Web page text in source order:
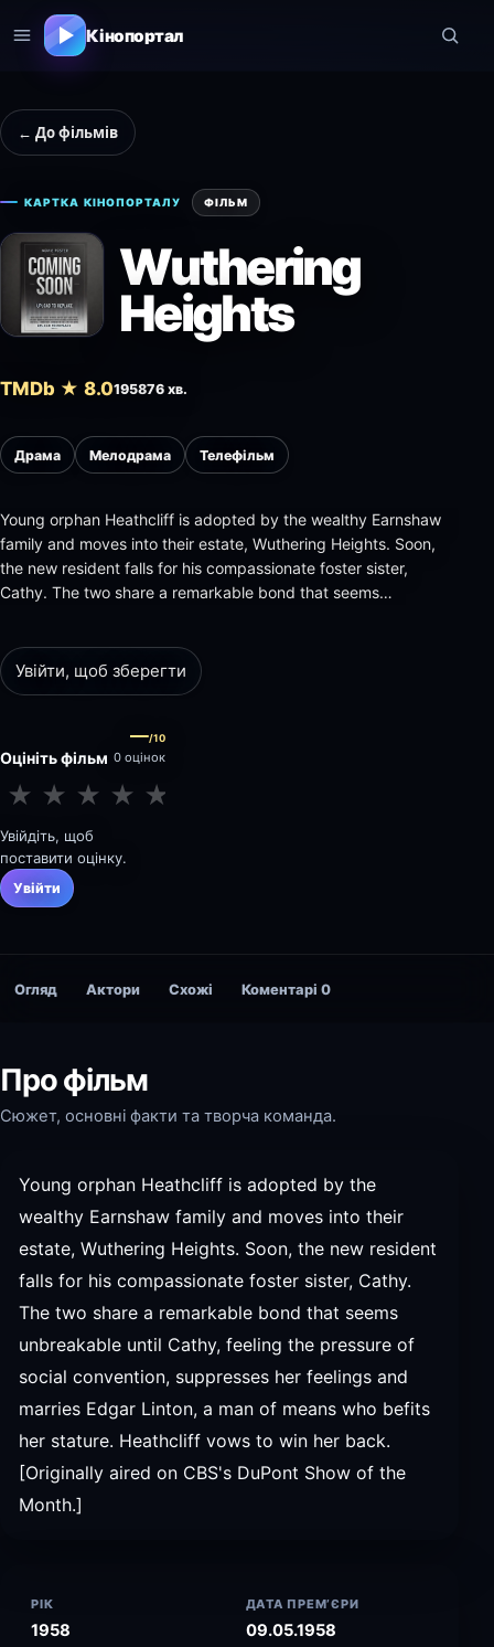
Кінопортал
← До фільмів
КАРТКА КІНОПОРТАЛУ ФІЛЬМ
Wuthering
Heights
TMDb ★ 8.0195876 хв.
Драма Мелодрама Телефільм
Young orphan Heathcliff is adopted by the wealthy Earnshaw
family and moves into their estate, Wuthering Heights. Soon,
the new resident falls for his compassionate foster sister,
Cathy. The two share a remarkable bond that seems
a man of mea…
Увійти, щоб зберегти
Оцініть фільм
—/10
0 оцінок
★ ★ ★ ★ ★
Увійдіть, щоб
поставити оцінку.
Увійти
Огляд Актори Схожі Коментарі 0
Про фільм
Сюжет, основні факти та творча команда.
Young orphan Heathcliff is adopted by the
wealthy Earnshaw family and moves into their
estate, Wuthering Heights. Soon, the new resident
falls for his compassionate foster sister, Cathy.
The two share a remarkable bond that seems
unbreakable until Cathy, feeling the pressure of
social convention, suppresses her feelings and
marries Edgar Linton, a man of means who befits
her stature. Heathcliff vows to win her back.
[Originally aired on CBS's DuPont Show of the
Month.]
РІК
1958
ДАТА ПРЕМ’ЄРИ
09.05.1958